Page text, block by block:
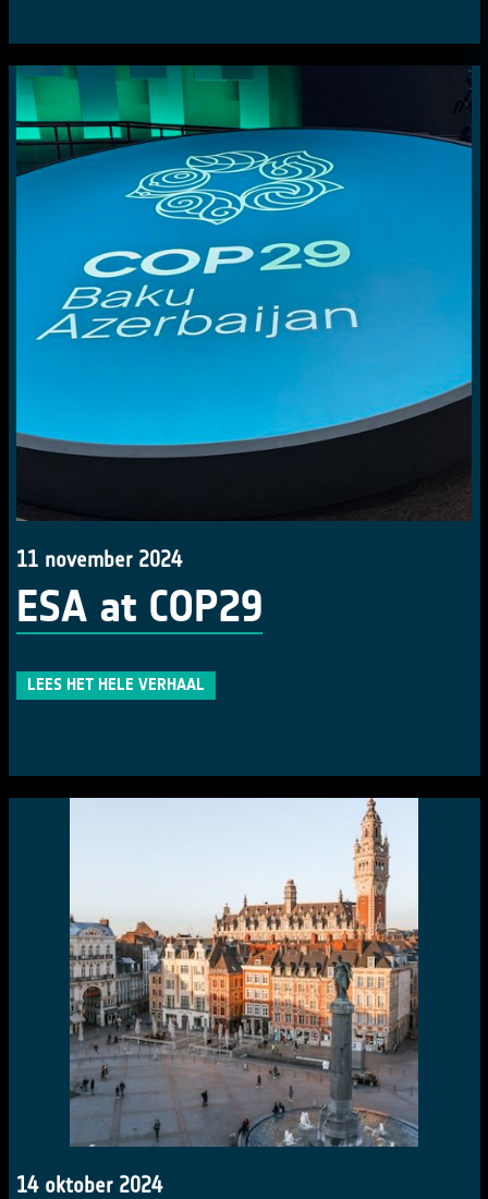
11 november 2024
ESA at COP29
LEES HET HELE VERHAAL
14 oktober 2024